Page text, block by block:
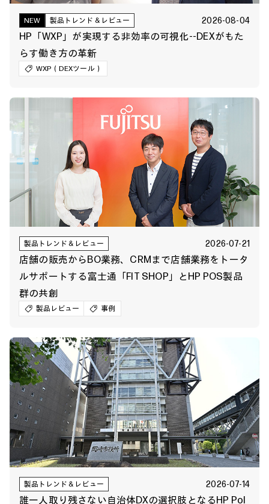
NEW 製品トレンド＆レビュー 2026-08-04
HP「WXP」が実現する非効率の可視化--DEXがもた
らす働き方の革新
WXP（DEXツール）
製品トレンド＆レビュー 2026-07-21
店舗の販売からBO業務、CRMまで店舗業務をトータ
ルサポートする富士通「FIT SHOP」とHP POS製品
群の共創
製品レビュー 事例
製品トレンド＆レビュー 2026-07-14
誰一人取り残さない自治体DXの選択肢となるHP Pol